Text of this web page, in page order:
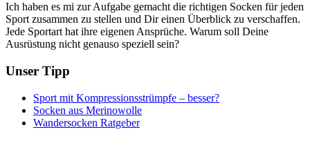
Ich haben es mi zur Aufgabe gemacht die richtigen Socken für jeden
Sport zusammen zu stellen und Dir einen Überblick zu verschaffen.
Jede Sportart hat ihre eigenen Ansprüche. Warum soll Deine
Ausrüstung nicht genauso speziell sein?
Unser Tipp
Sport mit Kompressionsstrümpfe – besser?
Socken aus Merinowolle
Wandersocken Ratgeber